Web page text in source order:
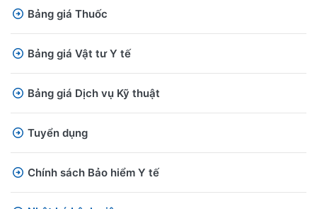
Bảng giá Thuốc
Bảng giá Vật tư Y tế
Bảng giá Dịch vụ Kỹ thuật
Tuyển dụng
Chính sách Bảo hiểm Y tế